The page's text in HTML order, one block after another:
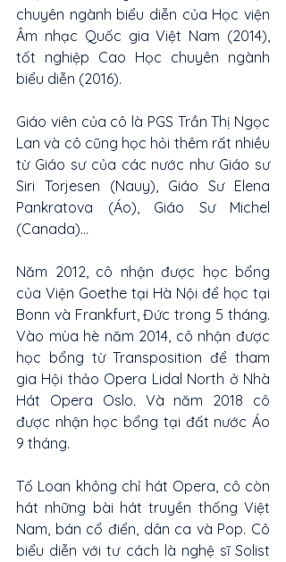
chuyên ngành biểu diễn của Học viện
Âm nhạc Quốc gia Việt Nam (2014),
tốt nghiệp Cao Học chuyên ngành
biểu diễn (2016).
Giáo viên của cô là PGS Trần Thị Ngọc
Lan và cô cũng học hỏi thêm rất nhiều
từ Giáo sư của các nước như Giáo sư
Siri Torjesen (Nauy), Giáo Sư Elena
Pankratova (Áo), Giáo Sư Michel
(Canada)...
Năm 2012, cô nhận được học bổng
của Viện Goethe tại Hà Nội để học tại
Bonn và Frankfurt, Đức trong 5 tháng.
Vào mùa hè năm 2014, cô nhận được
học bổng từ Transposition để tham
gia Hội thảo Opera Lidal North ở Nhà
Hát Opera Oslo. Và năm 2018 cô
được nhận học bổng tại đất nước Áo
9 tháng.
Tố Loan không chỉ hát Opera, cô còn
hát những bài hát truyền thống Việt
Nam, bán cổ điển, dân ca và Pop. Cô
biểu diễn với tư cách là nghệ sĩ Solist